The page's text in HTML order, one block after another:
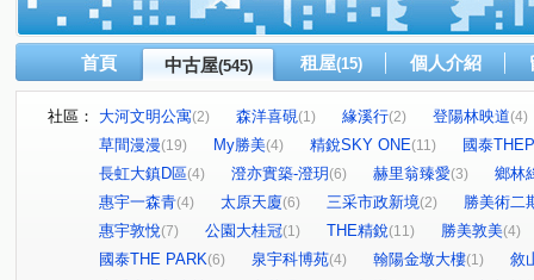
首頁 中古屋(545) 租屋(15) 個人介紹
社區： 大河文明公寓(2) 森洋喜硯(1) 緣溪行(2) 登陽林映道(4)
草間漫漫(19) My勝美(4) 精銳SKY ONE(11)
國泰
長虹大鎮D區(4) 澄亦實築-澄玥(6) 赫里翁臻愛(3)
鄉林
惠宇一森青(4) 太原天廈(6) 三采市政新境(2)
勝美術二
惠宇敦悅(7) 公園大桂冠(1) THE精銳(11) 勝美敦美(4)
國泰THE PARK(6) 泉宇科博苑(4) 翰陽金墩大樓(1)
敘